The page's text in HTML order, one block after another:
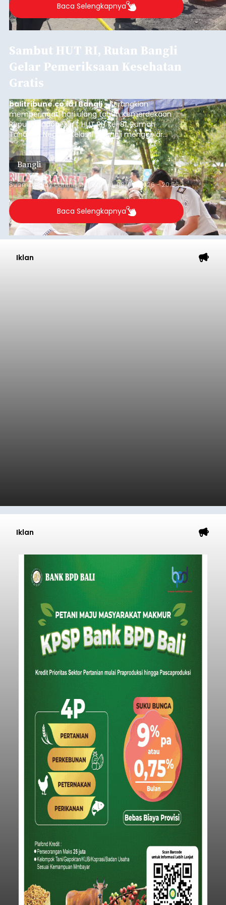
Baca Selengkapnya
Sambut HUT RI, Rutan Bangli
Gelar Pemeriksaan Kesehatan
Gratis
balitribune.co.id I Bangli -Serangkian
memperingati hari ulang tahun Kemerdekaan
Republik Indonesia ( HUT RI) ke-81, Rumah
Tahanan Negara Kelas II B Bangli menggelar
kegiatan pemeriksaan kesehatan gratis, Rabu
(6/8/2026).
Bangli
Submitted bycontributor Thu, 08/06/2026 - 20:56
Baca Selengkapnya
Iklan
Iklan